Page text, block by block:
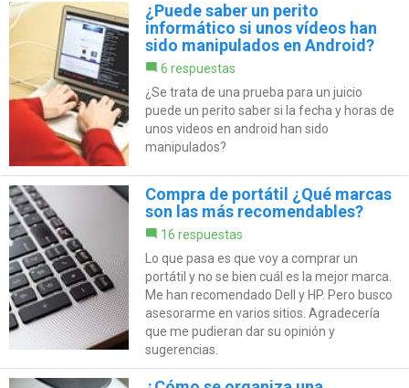
¿Puede saber un perito
informático si unos vídeos han
sido manipulados en Android?
6 respuestas
¿Se trata de una prueba para un juicio
puede un perito saber si la fecha y horas de
unos videos en android han sido
manipulados?
Compra de portátil ¿Qué marcas
son las más recomendables?
16 respuestas
Lo que pasa es que voy a comprar un
portátil y no se bien cuál es la mejor marca.
Me han recomendado Dell y HP. Pero busco
asesorarme en varios sitios. Agradecería
que me pudieran dar su opinión y
sugerencias.